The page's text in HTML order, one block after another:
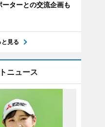
ーターとの交流企画も
と見る
ニュース